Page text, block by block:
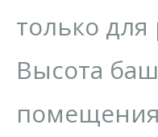
только
Высота